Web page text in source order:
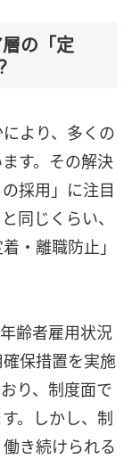
の「定
より、多くの
す。その解決
採用」に注目
同じくらい、
・離職防止」
齢者雇用状況
保措置を実施
り、制度面で
。しかし、制
き続けられる